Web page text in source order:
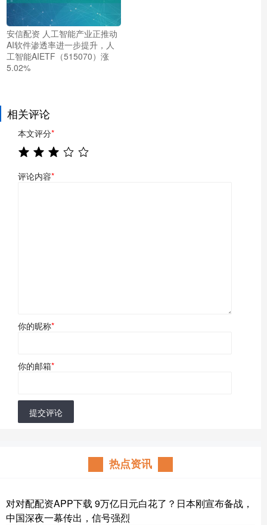
安信配资 人工智能产业正推动
AI软件渗透率进一步提升，人
工智能AIETF（515070）涨
5.02%
相关评论
本文评分*
评论内容*
你的昵称*
你的邮箱*
提交评论
热点资讯
对对配配资APP下载 9万亿日元白花了？日本刚宣布备战，
中国深夜一幕传出，信号强烈